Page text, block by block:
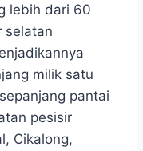
lebih dari 60
selatan
milik satu
pantai
pesisir
Cikalong,